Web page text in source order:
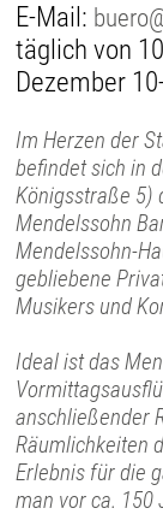
E-Mail:
täglich von
Dezember
Im Herzen der
befindet sich in
Königsstraße 5)
Mendelssohn
Mendelssohn-
gebliebene
Musikers und
Ideal ist das
anschließender
Räumlichkeiten
Erlebnis für die
man vor ca. 150